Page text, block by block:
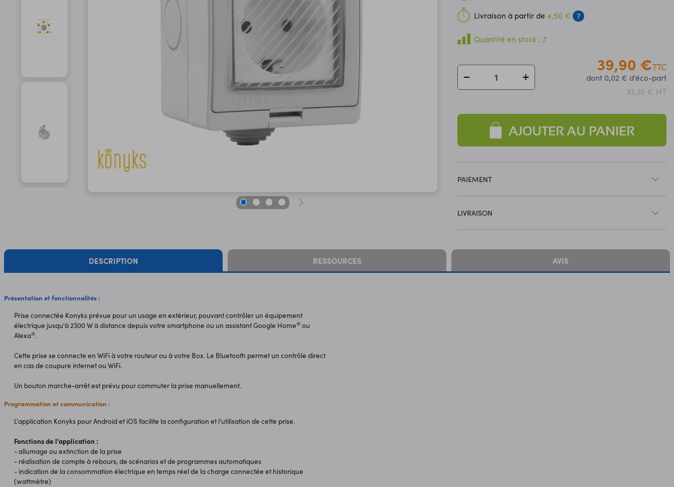
Livraison à partir de4,50 € ?
Quantité en stock : 7
39,90 €TTC
dont 0,02 € d'éco-part
33,25 € HT
AJOUTER AU PANIER
PAIEMENT
LIVRAISON
DESCRIPTION RESSOURCES AVIS
Présentation et fonctionnalités :
Prise connectée Konyks prévue pour un usage en extérieur, pouvant contrôler un équipement
électrique jusqu'à 2300 W à distance depuis votre smartphone ou un assistant Google Home®ou
Alexa®.
Cette prise se connecte en WiFi à votre routeur ou à votre Box. Le Bluetooth permet un contrôle direct
en cas de coupure internet ou WiFi.
Un bouton marche-arrêt est prévu pour commuter la prise manuellement.
Programmation et communication :
L'application Konyks pour Android et iOS facilite la configuration et l'utilisation de cette prise.
Fonctions de l'application :
- allumage ou extinction de la prise
- réalisation de compte à rebours, de scénarios et de programmes automatiques
- indication de la consommation électrique en temps réel de la charge connectée et historique
(wattmètre)